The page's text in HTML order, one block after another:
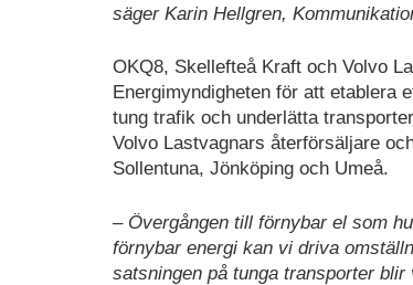
säger Karin Hellgren,
OKQ8, Skellefteå Kraft och Volvo
Energimyndigheten för att etablera
tung trafik och underlätta
Volvo Lastvagnars återförsäljare
Sollentuna, Jönköping och Umeå.
– Övergången till förnybar el som
förnybar energi kan vi driva
satsningen på tunga transporter